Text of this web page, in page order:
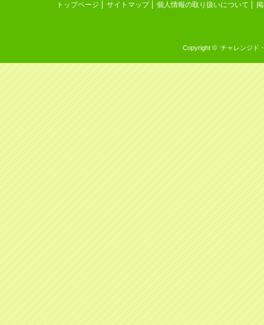
トップページ サイトマップ 個人情報の取り扱いについて
Copyright © チャレンジド